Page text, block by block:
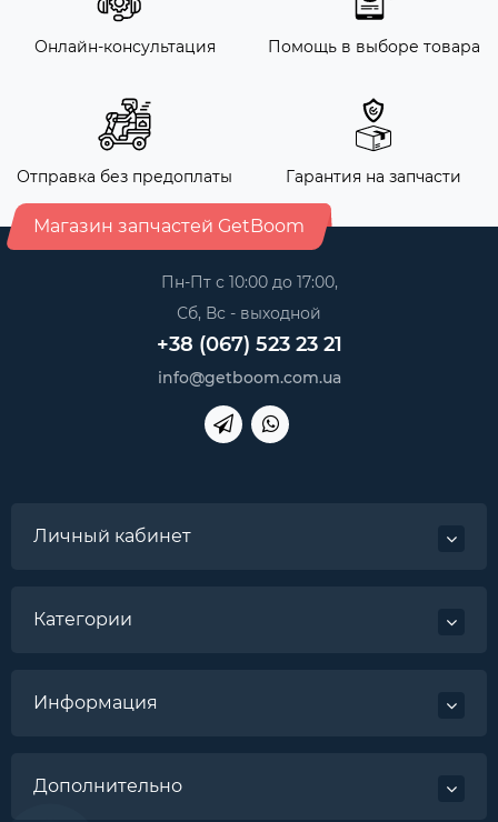
Онлайн-консультация Помощь в выборе товара
Отправка без предоплаты Гарантия на запчасти
Магазин запчастей GetBoom
Пн-Пт с 10:00 до 17:00,
Сб, Вс - выходной
+38 (067) 523 23 21
info@getboom.com.ua
Личный кабинет
Категории
Информация
Дополнительно